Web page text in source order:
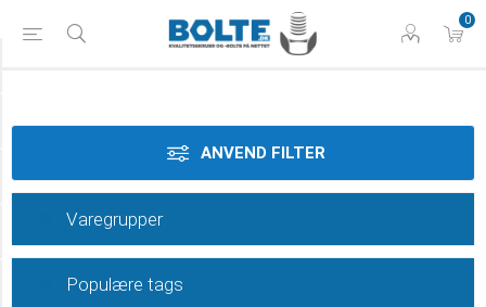
0
ANVEND FILTER
Længde
Category
Varegrupper
Populære tags